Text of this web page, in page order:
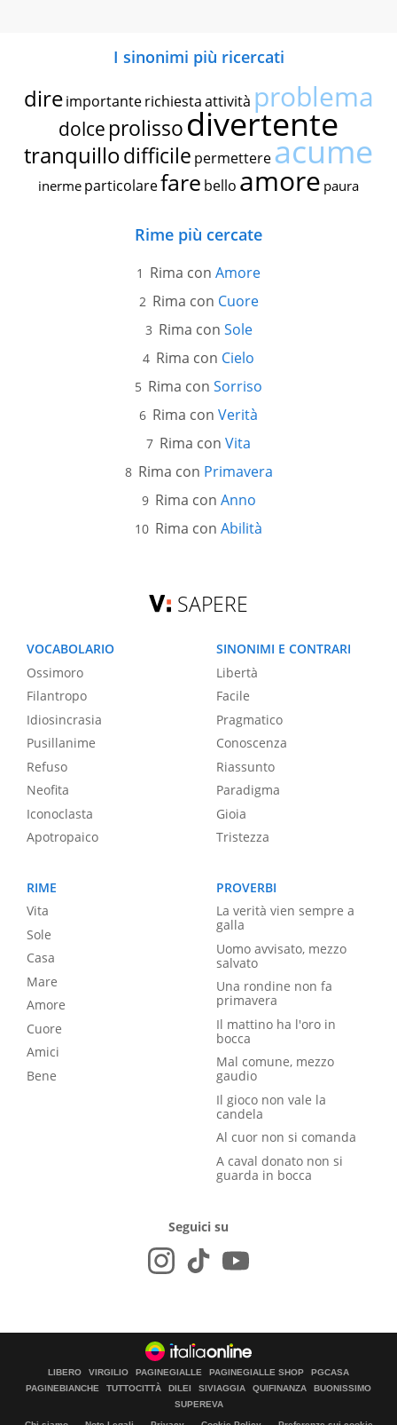
I sinonimi più ricercati
dire importante richiestaattività problema
dolce prolissodivertente
tranquillodifficile permettereacume
inerme particolarefare bello amore paura
Rime più cercate
Rima con Amore
Rima con Cuore
Rima con Sole
Rima con Cielo
Rima con Sorriso
Rima con Verità
Rima con Vita
Rima con Primavera
Rima con Anno
Rima con Abilità
SAPERE
VOCABOLARIO
Ossimoro
Filantropo
Idiosincrasia
Pusillanime
Refuso
Neofita
Iconoclasta
Apotropaico
SINONIMI E CONTRARI
Libertà
Facile
Pragmatico
Conoscenza
Riassunto
Paradigma
Gioia
Tristezza
RIME
Vita
Sole
Casa
Mare
Amore
Cuore
Amici
Bene
PROVERBI
La verità vien sempre a
galla
Uomo avvisato, mezzo
salvato
Una rondine non fa
primavera
Il mattino ha l'oro in
bocca
Mal comune, mezzo
gaudio
Il gioco non vale la
candela
Al cuor non si comanda
A caval donato non si
guarda in bocca
Seguici su
LIBERO VIRGILIO PAGINEGIALLE PAGINEGIALLE SHOP
PGCASA
PAGINEBIANCHE
TUTTOCITTÀ DILEI SIVIAGGIA QUIFINANZA
BUONISSIMO
SUPEREVA